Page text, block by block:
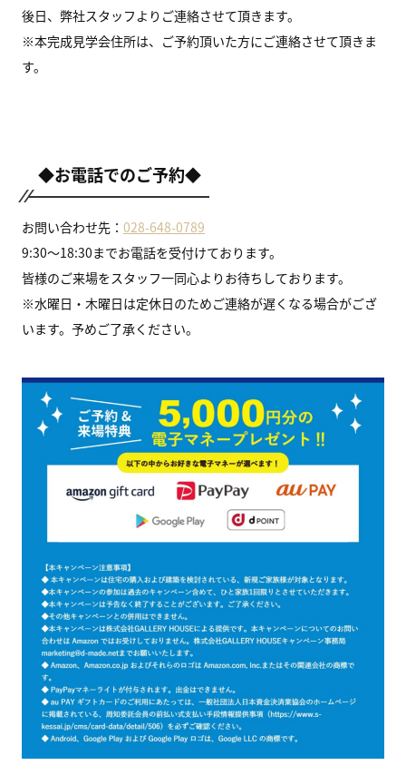
後日、弊社スタッフよりご連絡させて頂きます。
※本完成見学会住所は、ご予約頂いた方にご連絡させて頂きま
す。
◆お電話でのご予約◆
お問い合わせ先： 028-648-0789
9:30～18:30までお電話を受付けております。
皆様のご来場をスタッフ一同心よりお待ちしております。
※水曜日・木曜日は定休日のためご連絡が遅くなる場合がござ
います。予めご了承ください。